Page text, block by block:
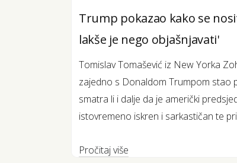
Trump pokazao kako se
lakše je nego objašnjavati'
Tomislav Tomašević iz New Yorka
zajedno s Donaldom Trumpom stao
smatra li i dalje da je američki
istovremeno iskren i sarkastičan te
Pročitaj više